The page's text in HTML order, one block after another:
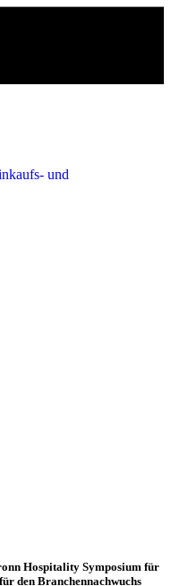
und
Hospitality Symposium für
den Branchennachwuchs